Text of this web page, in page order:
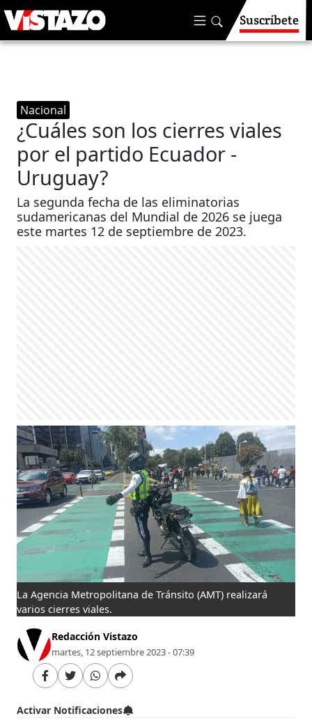
Suscríbete
Nacional
¿Cuáles son los cierres viales
por el partido Ecuador -
Uruguay?
La segunda fecha de las eliminatorias
sudamericanas del Mundial de 2026 se juega
este martes 12 de septiembre de 2023.
La Agencia Metropolitana de Tránsito (AMT) realizará
varios cierres viales.
Redacción Vistazo
martes, 12 septiembre 2023 - 07:39
Activar Notificaciones